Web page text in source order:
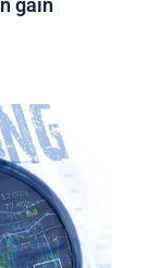
gain